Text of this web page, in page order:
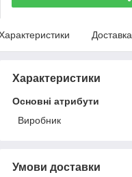
Доставка
Характеристики
Основні атрибути
Виробник
Умови доставки